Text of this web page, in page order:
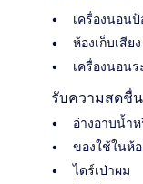
เครื่องนอน
ห้องเก็บเสียง
เครื่องนอน
รับความสดชื่น
อ่างอาบน้ำ
ของใช้ในห้
ไดร์เป่าผม